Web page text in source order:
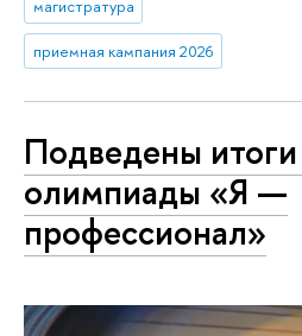
магистратура
приемная кампания 2026
Подведены
олимпиады «Я —
профессионал»